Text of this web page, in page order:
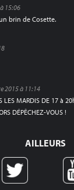
15:06
brin de Cosette.
2015 à 11:14
LES MARDIS DE 17 à
DÉPÊCHEZ-VOUS !
AILLEURS